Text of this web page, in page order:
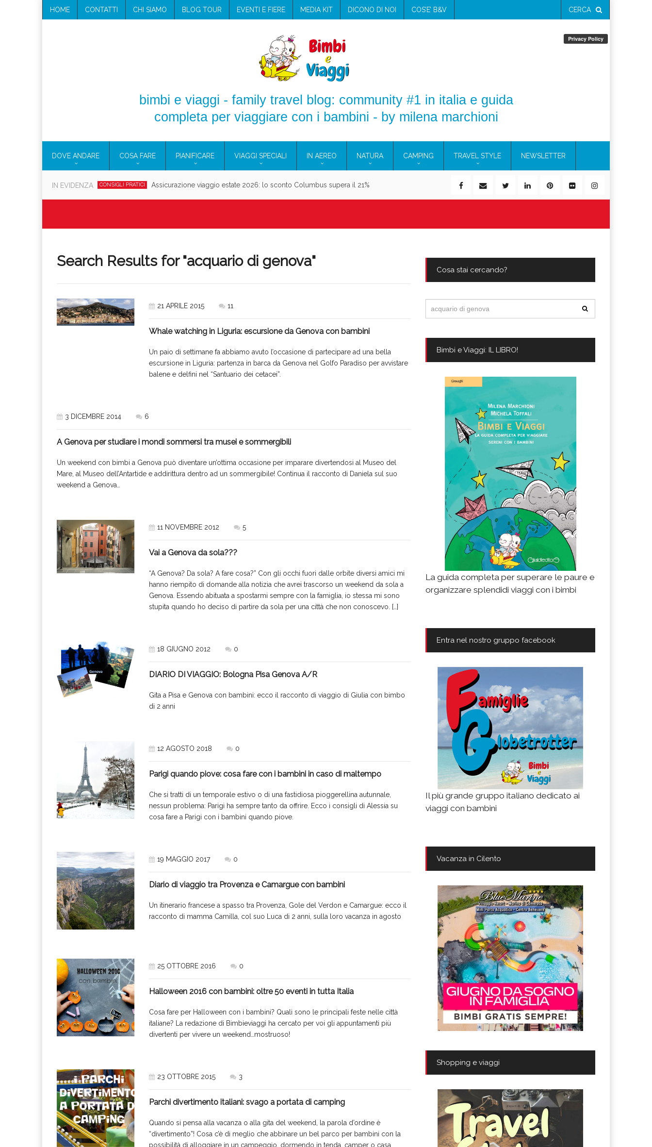
HOME CONTATTI CHI SIAMO BLOG TOUR EVENTI E FIERE MEDIA KIT DICONO DI NOI COS’E’ B&V CERCA
bimbi e viaggi - family travel blog: community #1 in italia e guida
completa per viaggiare con i bambini - by milena marchioni
DOVE ANDARE COSA FARE PIANIFICARE VIAGGI SPECIALI IN AEREO NATURA CAMPING TRAVEL STYLE NEWSLETTER
IN EVIDENZA CONSIGLI PRATICI Cosmetici solidi in viaggio: i prodotti che hanno conquistato la mia valigia (e la pelle sensibile)
Search Results for "acquario di genova"
21 APRILE 2015 11
Whale watching in Liguria: escursione da Genova con bambini
Un paio di settimane fa abbiamo avuto l’occasione di partecipare ad una bella
escursione in Liguria: partenza in barca da Genova nel Golfo Paradiso per avvistare
balene e delfini nel “Santuario dei cetacei”.
3 DICEMBRE 2014 6
A Genova per studiare i mondi sommersi tra musei e sommergibili
Un weekend con bimbi a Genova può diventare un’ottima occasione per imparare divertendosi al Museo del
Mare, al Museo dell’Antartide e addirittura dentro ad un sommergibile! Continua il racconto di Daniela sul suo
weekend a Genova…
11 NOVEMBRE 2012 5
Vai a Genova da sola???
“A Genova? Da sola? A fare cosa?” Con gli occhi fuori dalle orbite diversi amici mi
hanno riempito di domande alla notizia che avrei trascorso un weekend da sola a
Genova. Essendo abituata a spostarmi sempre con la famiglia, io stessa mi sono
stupita quando ho deciso di partire da sola per una città che non conoscevo. […]
18 GIUGNO 2012 0
DIARIO DI VIAGGIO: Bologna Pisa Genova A/R
Gita a Pisa e Genova con bambini: ecco il racconto di viaggio di Giulia con bimbo
di 2 anni
12 AGOSTO 2018 0
Parigi quando piove: cosa fare con i bambini in caso di maltempo
Che si tratti di un temporale estivo o di una fastidiosa pioggerellina autunnale,
nessun problema: Parigi ha sempre tanto da offrire. Ecco i consigli di Alessia su
cosa fare a Parigi con i bambini quando piove.
19 MAGGIO 2017 0
Diario di viaggio tra Provenza e Camargue con bambini
Un itinerario francese a spasso tra Provenza, Gole del Verdon e Camargue: ecco il
racconto di mamma Camilla, col suo Luca di 2 anni, sulla loro vacanza in agosto
25 OTTOBRE 2016 0
Halloween 2016 con bambini: oltre 50 eventi in tutta Italia
Cosa fare per Halloween con i bambini? Quali sono le principali feste nelle città
italiane? La redazione di Bimbieviaggi ha cercato per voi gli appuntamenti più
divertenti per vivere un weekend…mostruoso!
23 OTTOBRE 2015 3
Parchi divertimento italiani: svago a portata di camping
Quando si pensa alla vacanza o alla gita del weekend, la parola d’ordine è
“divertimento”! Cosa c’è di meglio che abbinare un bel parco per bambini con la
possibilità di alloggiare in un campeggio, dormendo in tenda, camper o casa
Cosa stai cercando?
per:
Bimbi e Viaggi: IL LIBRO!
La guida completa per superare le paure e
organizzare splendidi viaggi con i bimbi
Entra nel nostro gruppo facebook
Il più grande gruppo italiano dedicato ai
viaggi con bambini
Vacanza in Cilento
Shopping e viaggi